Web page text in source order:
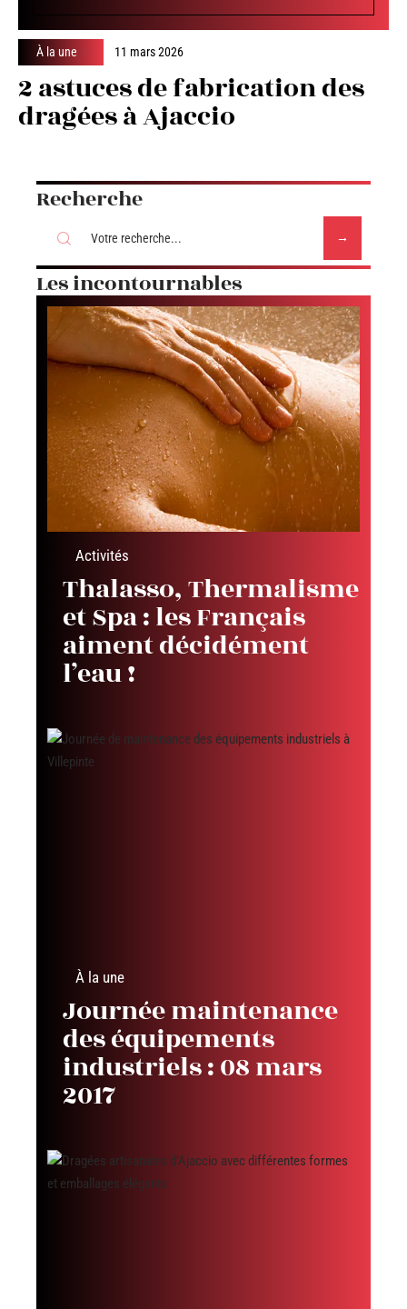
À la une 11 mars 2026
2 astuces de fabrication des
dragées à Ajaccio
Recherche
Les incontournables
Activités
Thalasso, Thermalisme
et Spa : les Français
aiment décidément
l’eau !
À la une
Journée maintenance
des équipements
industriels : 08 mars
2017